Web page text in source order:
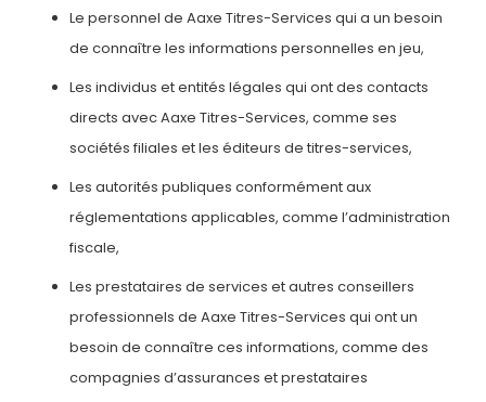
Le personnel de Aaxe Titres-Services qui a un besoin
de connaître les informations personnelles en jeu,
Les individus et entités légales qui ont des contacts
directs avec Aaxe Titres-Services, comme ses
sociétés filiales et les éditeurs de titres-services,
Les autorités publiques conformément aux
réglementations applicables, comme l’administration
fiscale,
Les prestataires de services et autres conseillers
professionnels de Aaxe Titres-Services qui ont un
besoin de connaître ces informations, comme des
compagnies d’assurances et prestataires